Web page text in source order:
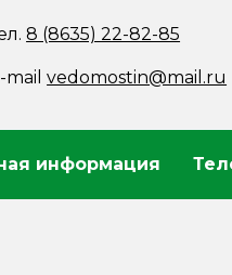
8 (8635) 22-82-85
mailvedomostin@mail.ru
информация